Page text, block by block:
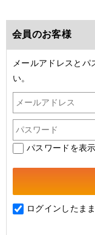
会員のお客様
メールアドレスと
い。
パスワードを表
ログインしたま